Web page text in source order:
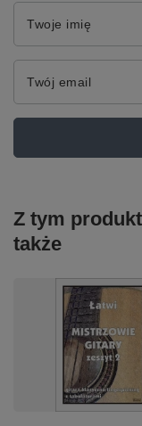
Twoje imię
Twój email
Z tym
także